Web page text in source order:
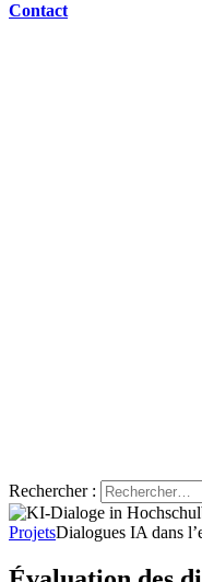
Contact
Rechercher :
ProjetsDialogues IA dans